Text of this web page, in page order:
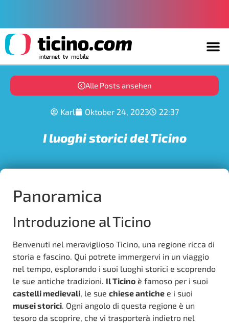
Alle Posts ansehen
Karl Oktober 24, 2023 22:37
I luoghi storici del Ticino
Panoramica
Introduzione al Ticino
Benvenuti nel meraviglioso Ticino, una regione ricca di
storia e fascino. Qui potrete immergervi in un viaggio
nel tempo, esplorando i suoi luoghi storici e scoprendo
le sue antiche tradizioni. Il Ticino è famoso per i suoi
castelli medievali, le sue chiese antiche e i suoi
musei storici. Ogni angolo di questa regione è un
tesoro da scoprire, che vi trasporterà indietro nel